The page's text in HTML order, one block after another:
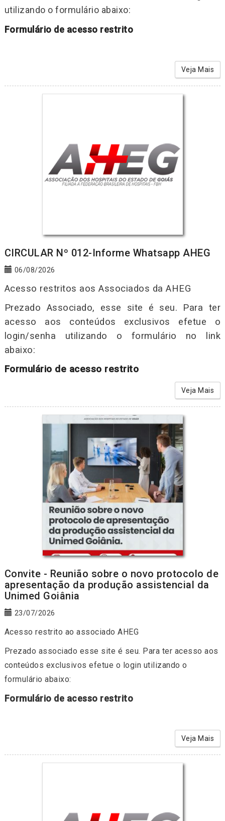
utilizando o formulário abaixo:
Formulário de acesso restrito
Veja Mais
CIRCULAR Nº 012-Informe Whatsapp AHEG
06/08/2026
Acesso restritos aos Associados da AHEG
Prezado Associado, esse site é seu. Para ter
acesso aos conteúdos exclusivos efetue o
login/senha utilizando o formulário no link
abaixo:
Formulário de acesso restrito
Veja Mais
Convite - Reunião sobre o novo protocolo de
apresentação da produção assistencial da
Unimed Goiânia
23/07/2026
Acesso restrito ao associado AHEG
Prezado associado esse site é seu. Para ter acesso aos
conteúdos exclusivos efetue o login utilizando o
formulário abaixo:
Formulário de acesso restrito
Veja Mais